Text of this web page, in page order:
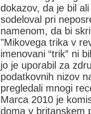
dokazov, da je bil
sodeloval pri
namenom, da bi
"Mikovega trika v
imenovani “trik” ni
jo je uporabil za
podatkovnih nizov
pregledali mnogi
Marca 2010 je
doma v britanskem